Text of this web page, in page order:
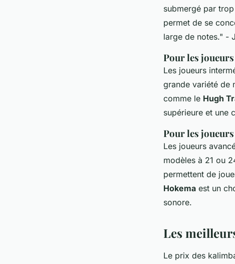
submergé par
permet de se
large de notes." -
Pour les
Les joueurs
grande variété de
comme le Hugh
supérieure et une
Pour les joueurs
Les joueurs
modèles à 21 ou
permettent de
Hokema est un
sonore.
Les
Le prix des